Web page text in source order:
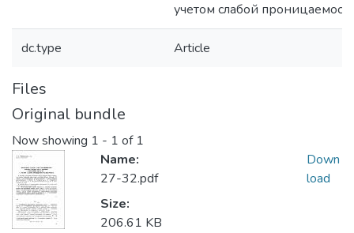
учетом слабой
dc.type Article
Files
Original bundle
Now showing 1 - 1 of 1
Name:
27-32.pdf
Size:
206.61 KB
Down
load